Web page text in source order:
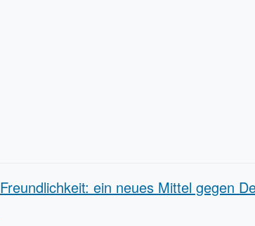
Freundlichkeit: ein neues Mittel gegen